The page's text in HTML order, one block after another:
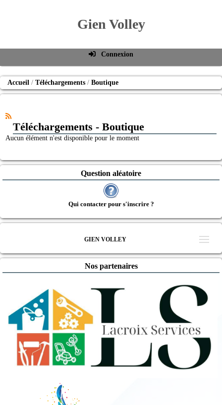
Gien Volley
Connexion
Identifiant de connexion
Mot de passe
Connexion
S'inscrire
Question aléatoire
Qui contacter pour s'inscrire ?
GIEN VOLLEY
Accueil Téléchargements Boutique
Téléchargements - Boutique
Aucun élément n'est disponible pour le moment
Nos partenaires